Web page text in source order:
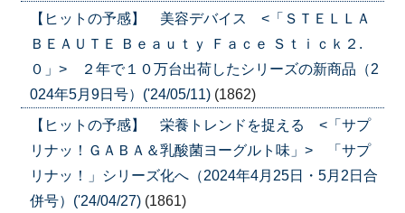
【ヒットの予感】 美容デバイス <「ＳＴＥＬＬＡ
ＢＥＡＵＴＥ Ｂｅａｕｔｙ Ｆａｃｅ Ｓｔｉｃｋ２.
０」> ２年で１０万台出荷したシリーズの新商品（2
024年5月9日号）('24/05/11) (1862)
【ヒットの予感】 栄養トレンドを捉える <「サプ
リナッ！ＧＡＢＡ＆乳酸菌ヨーグルト味」> 「サプ
リナッ！」シリーズ化へ（2024年4月25日・5月2日合
併号）('24/04/27) (1861)